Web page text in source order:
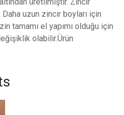
uzun zincir boyları için
tamamı el yapımı olduğu için
olabilir.Ürün